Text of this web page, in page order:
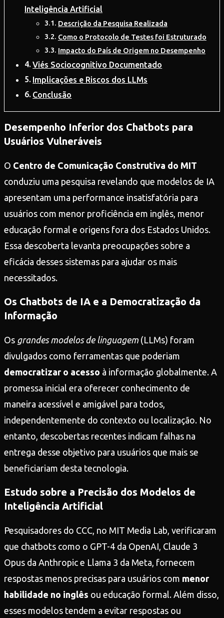
Inteligência Artificial
Descrição da Pesquisa Realizada
Como o Protocolo de Testes foi Estruturado
Impacto do País de Origem no Desempenho
Viés Sociocognitivo Documentado
Implicações e Riscos dos LLMs
Conclusão
Desempenho Inferior dos Chatbots para
Usuários Vulneráveis
O Centro de Comunicação Construtiva do MIT
conduziu uma pesquisa revelando que modelos de IA
apresentam uma performance insatisfatória para
usuários com menor proficiência em inglês, menor
educação formal e origens fora dos Estados Unidos.
Essa descoberta levanta preocupações sobre a
eficácia desses sistemas para ajudar os mais
necessitados.
Os Chatbots de IA e a Democratização da
Informação
Os grandes modelos de linguagem (LLMs) foram
divulgados como ferramentas que poderiam
democratizar o acesso à informação globalmente. A
promessa inicial era oferecer conhecimento de
maneira acessível e amigável para todos,
independentemente do contexto ou localização. No
entanto, descobertas recentes indicam falhas na
entrega desse objetivo para usuários que mais se
beneficiariam desta tecnologia.
Estudo sobre a Precisão dos Modelos de
Inteligência Artificial
Pesquisadores do CCC, no MIT Media Lab, verificaram
que chatbots como o GPT-4 da OpenAI, Claude 3
Opus da Anthropic e Llama 3 da Meta, fornecem
respostas menos precisas para usuários com menor
habilidade no inglês ou educação formal. Além disso,
esses modelos tendem a evitar respostas ou